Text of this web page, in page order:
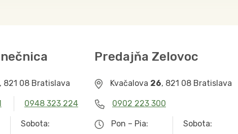
, 821 08 Bratislava
0948 323 224
Sobota:
Predajňa Zelovoc
Kvačalova 26, 821 08 Bratislava
0902 223 300
Pon – Pia: Sobota: